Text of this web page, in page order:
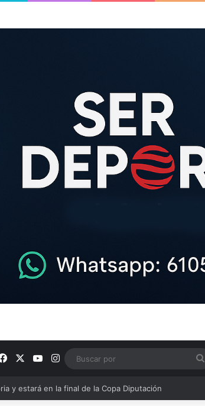
FacebookYouTube
Instagram
Torneo SUINRA de Tomelloso de Golf